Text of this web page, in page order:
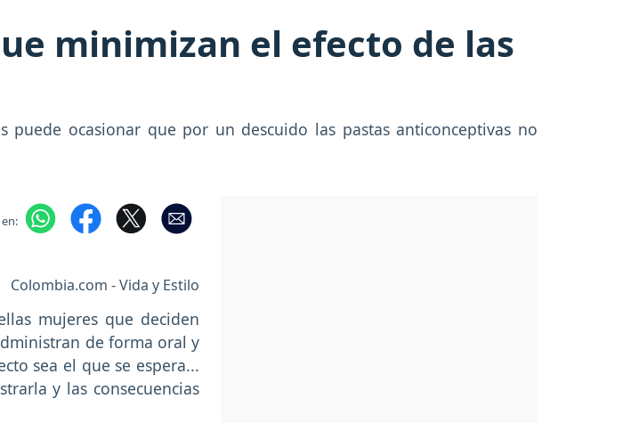
minimizan el efecto de las
ocasionar que por un descuido las pastas anticonceptivas no
Colombia.com - Vida y Estilo
mujeres que deciden
de forma oral y
sea el que se espera...
y las consecuencias